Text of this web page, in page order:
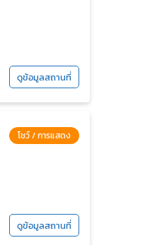
ดูข้อมูลสถานที่
โชว์ / การแสดง
ดูข้อมูลสถานที่